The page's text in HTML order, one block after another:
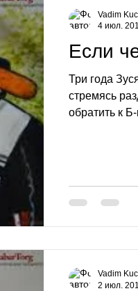
Если
Три года
стремясь
обратить к
Vadim
4 июл.
Vadim
2 июл.